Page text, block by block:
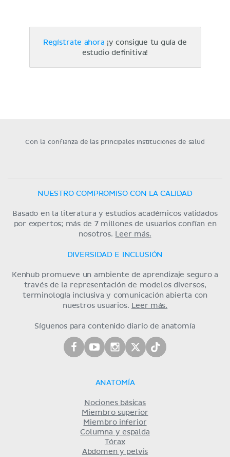
Regístrate ahora ¡y consigue tu guía de
estudio definitiva!
Con la confianza de las principales instituciones de salud
NUESTRO COMPROMISO CON LA CALIDAD
Basado en la literatura y estudios académicos validados
por expertos; más de 7 millones de usuarios confían en
nosotros.
Leer más.
DIVERSIDAD E INCLUSIÓN
Kenhub promueve un ambiente de aprendizaje seguro a
través de la representación de modelos diversos,
terminología inclusiva y comunicación abierta con
nuestros usuarios.
Leer más.
Síguenos para contenido diario de anatomía
ANATOMÍA
Nociones básicas
Miembro superior
Miembro inferior
Columna y espalda
Tórax
Abdomen y pelvis